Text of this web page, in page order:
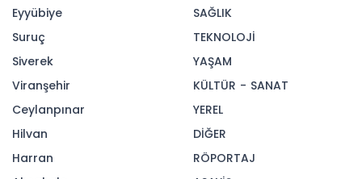
Eyyübiye
Suruç
Siverek
Viranşehir
Ceylanpınar
Hilvan
Harran
SAĞLIK
TEKNOLOJİ
YAŞAM
KÜLTÜR - SANAT
YEREL
DİĞER
RÖPORTAJ